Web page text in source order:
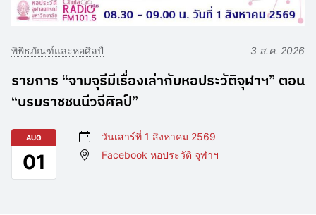
พิพิธภัณฑ์และหอศิลป์ 3 ส.ค. 2026
รายการ “จามจุรีมีเรื่องเล่ากับหอประวัติจุฬาฯ” ตอน
“บรมราชชนนีวจีศิลป์”
AUG
01
วันเสาร์ที่ 1 สิงหาคม 2569
Facebook หอประวัติ จุฬาฯ